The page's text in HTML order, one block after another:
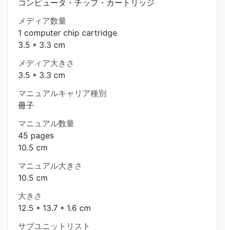
コンピュータ・チップ・カートリッジ
メディア数量
1 computer chip cartridge
3.5 * 3.3 cm
メディア大きさ
3.5 * 3.3 cm
マニュアルキャリア種別
冊子
マニュアル数量
45 pages
10.5 cm
マニュアル大きさ
10.5 cm
大きさ
12.5 * 13.7 * 1.6 cm
サブユニットリスト